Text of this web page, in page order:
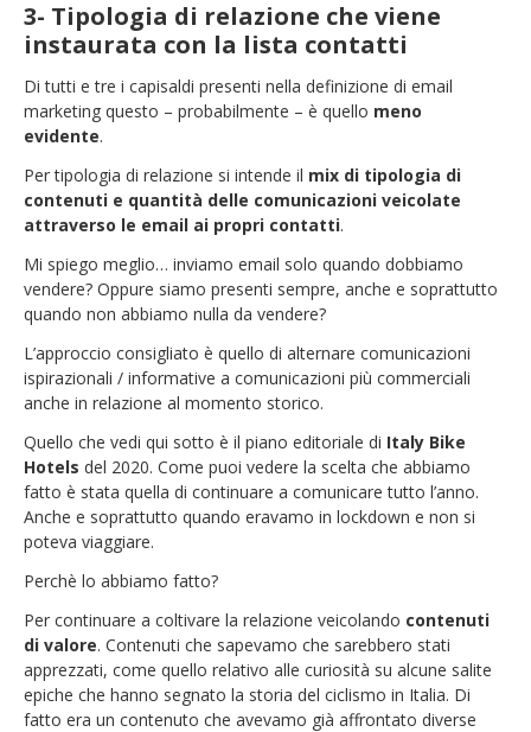
3- Tipologia di relazione che viene
instaurata con la lista contatti
Di tutti e tre i capisaldi presenti nella definizione di email
marketing questo – probabilmente – è quello meno
evidente.
Per tipologia di relazione si intende il mix di tipologia di
contenuti e quantità delle comunicazioni veicolate
attraverso le email ai propri contatti.
Mi spiego meglio… inviamo email solo quando dobbiamo
vendere? Oppure siamo presenti sempre, anche e soprattutto
quando non abbiamo nulla da vendere?
L’approccio consigliato è quello di alternare comunicazioni
ispirazionali / informative a comunicazioni più commerciali
anche in relazione al momento storico.
Quello che vedi qui sotto è il piano editoriale di Italy Bike
Hotels del 2020. Come puoi vedere la scelta che abbiamo
fatto è stata quella di continuare a comunicare tutto l’anno.
Anche e soprattutto quando eravamo in lockdown e non si
poteva viaggiare.
Perchè lo abbiamo fatto?
Per continuare a coltivare la relazione veicolando contenuti
di valore. Contenuti che sapevamo che sarebbero stati
apprezzati, come quello relativo alle curiosità su alcune salite
epiche che hanno segnato la storia del ciclismo in Italia. Di
fatto era un contenuto che avevamo già affrontato diverse